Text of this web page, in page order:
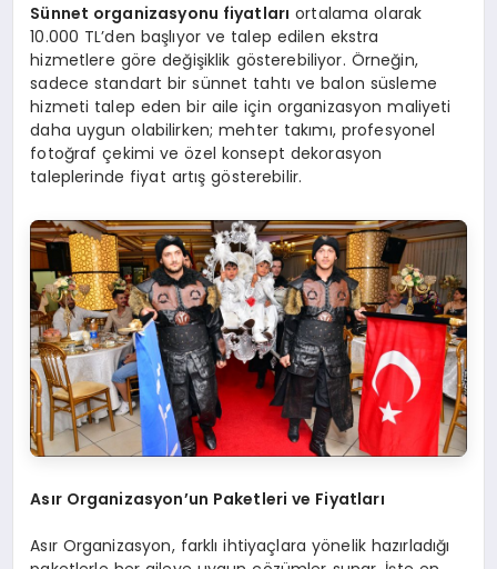
Sünnet organizasyonu fiyatları ortalama olarak
10.000 TL’den başlıyor ve talep edilen ekstra
hizmetlere göre değişiklik gösterebiliyor. Örneğin,
sadece standart bir sünnet tahtı ve balon süsleme
hizmeti talep eden bir aile için organizasyon maliyeti
daha uygun olabilirken; mehter takımı, profesyonel
fotoğraf çekimi ve özel konsept dekorasyon
taleplerinde fiyat artış gösterebilir.
Asır Organizasyon’un Paketleri ve Fiyatları
Asır Organizasyon, farklı ihtiyaçlara yönelik hazırladığı